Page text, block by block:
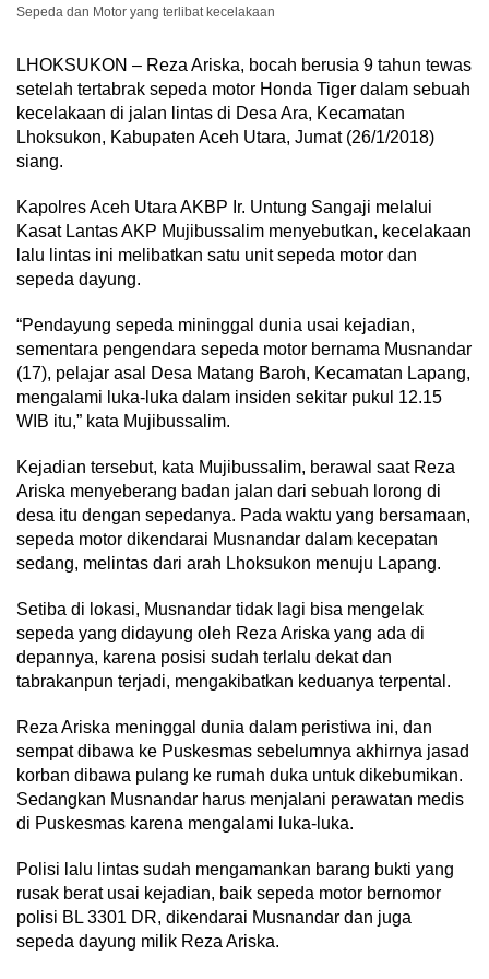
Sepeda dan Motor yang terlibat kecelakaan
LHOKSUKON – Reza Ariska, bocah berusia 9 tahun tewas
setelah tertabrak sepeda motor Honda Tiger dalam sebuah
kecelakaan di jalan lintas di Desa Ara, Kecamatan
Lhoksukon, Kabupaten Aceh Utara, Jumat (26/1/2018)
siang.
Kapolres Aceh Utara AKBP Ir. Untung Sangaji melalui
Kasat Lantas AKP Mujibussalim menyebutkan, kecelakaan
lalu lintas ini melibatkan satu unit sepeda motor dan
sepeda dayung.
“Pendayung sepeda mininggal dunia usai kejadian,
sementara pengendara sepeda motor bernama Musnandar
(17), pelajar asal Desa Matang Baroh, Kecamatan Lapang,
mengalami luka-luka dalam insiden sekitar pukul 12.15
WIB itu,” kata Mujibussalim.
Kejadian tersebut, kata Mujibussalim, berawal saat Reza
Ariska menyeberang badan jalan dari sebuah lorong di
desa itu dengan sepedanya. Pada waktu yang bersamaan,
sepeda motor dikendarai Musnandar dalam kecepatan
sedang, melintas dari arah Lhoksukon menuju Lapang.
Setiba di lokasi, Musnandar tidak lagi bisa mengelak
sepeda yang didayung oleh Reza Ariska yang ada di
depannya, karena posisi sudah terlalu dekat dan
tabrakanpun terjadi, mengakibatkan keduanya terpental.
Reza Ariska meninggal dunia dalam peristiwa ini, dan
sempat dibawa ke Puskesmas sebelumnya akhirnya jasad
korban dibawa pulang ke rumah duka untuk dikebumikan.
Sedangkan Musnandar harus menjalani perawatan medis
di Puskesmas karena mengalami luka-luka.
Polisi lalu lintas sudah mengamankan barang bukti yang
rusak berat usai kejadian, baik sepeda motor bernomor
polisi BL 3301 DR, dikendarai Musnandar dan juga
sepeda dayung milik Reza Ariska.